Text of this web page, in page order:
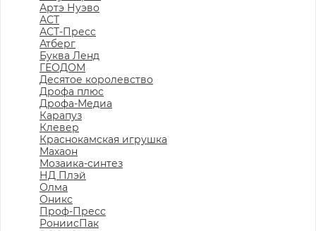
Артэ Нуэво
АСТ
АСТ-Пресс
Атберг
Буква Ленд
ГЕОДОМ
Десятое королевство
Дрофа плюс
Дрофа-Медиа
Карапуз
Клевер
Краснокамская игрушка
Махаон
Мозаика-синтез
НД Плэй
Олма
Оникс
Проф-Пресс
РониисПак